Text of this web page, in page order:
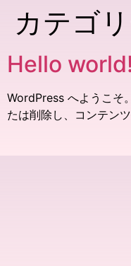
カテゴ
Hello world!
WordPress へようこそ
たは削除し、コンテン